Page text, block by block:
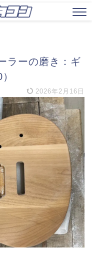
ラーの磨き：ギ
2026年2月16日